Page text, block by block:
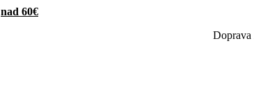
nad 60€
Doprava